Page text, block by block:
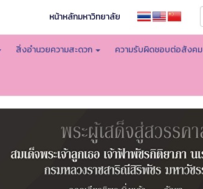
หน้าหลักมหาวิทยาลัย
สิ่งอำนวยความสะดวก ความรับผิดชอบต่อสังคม